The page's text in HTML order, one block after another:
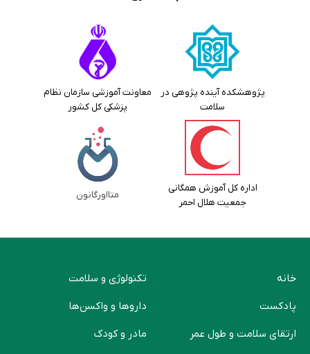
پژوهشکده آینده پژوهی در
سلامت
معاونت آموزشی سازمان نظام
پزشکی کل کشور
اداره کل آموزش همگانی
جمعیت هلال احمر
متااورگانون
خانه
پادکست
ارتقای سلامت و طول عمر
تکنولوژی و سلامت
دارو‌ها و واکسن‌ها
مادر و کودک